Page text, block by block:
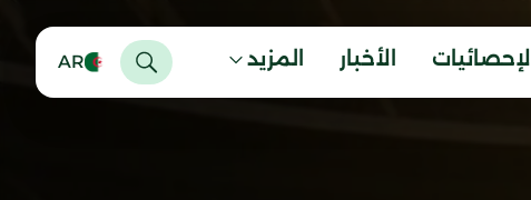
الإحصائيات الأخبار المزيد AR